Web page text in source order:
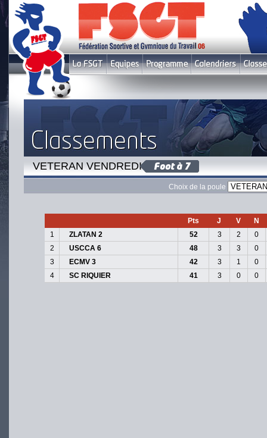
Choix de la poule
VETERAN VENDREDI 3
Pts J V
N
1
ZLATAN 2 52 3 2
0
2
USCCA 6 48 3 3
0
3
ECMV 3 42 3 1
0
4
SC RIQUIER 41 3 0 0